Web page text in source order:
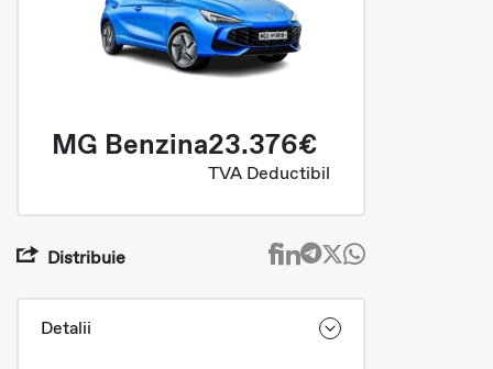
MG Benzina23.376€
TVA Deductibil
Distribuie
Detalii